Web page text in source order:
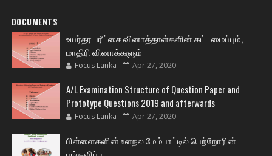
DOCUMENTS
உயர்தர பரீட்சை வினாத்தாள்களின் கட்டமைப்பும்,
மாதிரி வினாக்களும்
Focus Lanka Apr 27, 2020
A/L Examination Structure of Question Paper and
Prototype Questions 2019 and afterwards
Focus Lanka Apr 27, 2020
பிள்ளைகளின் உளநல மேம்பாட்டில் பெற்றோரின்